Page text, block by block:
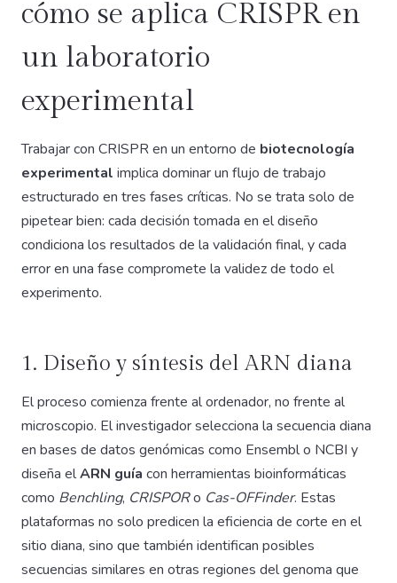
cómo se aplica CRISPR en
un laboratorio
experimental
Trabajar con CRISPR en un entorno de biotecnología
experimental implica dominar un flujo de trabajo
estructurado en tres fases críticas. No se trata solo de
pipetear bien: cada decisión tomada en el diseño
condiciona los resultados de la validación final, y cada
error en una fase compromete la validez de todo el
experimento.
1. Diseño y síntesis del ARN diana
El proceso comienza frente al ordenador, no frente al
microscopio. El investigador selecciona la secuencia diana
en bases de datos genómicas como Ensembl o NCBI y
diseña elARN guía con herramientas bioinformáticas
como Benchling, CRISPORo Cas-OFFinder. Estas
plataformas no solo predicen la eficiencia de corte en el
sitio diana, sino que también identifican posibles
secuencias similares en otras regiones del genoma que